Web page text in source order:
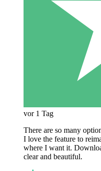
vor 1 Tag
There are so many
I love the feature to
where I want it.
clear and beautiful.